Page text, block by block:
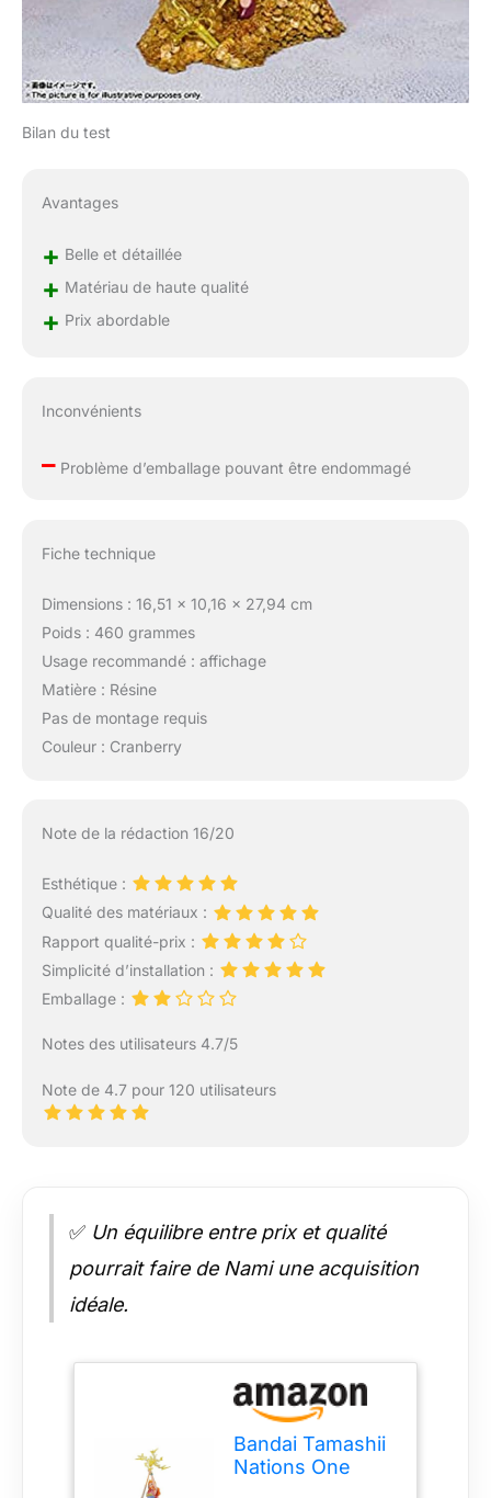
Bilan du test
Avantages
+ Belle et détaillée
+ Matériau de haute qualité
+ Prix abordable
Inconvénients
–Problème d’emballage pouvant être endommagé
Fiche technique
Dimensions : 16,51 x 10,16 x 27,94 cm
Poids : 460 grammes
Usage recommandé : affichage
Matière : Résine
Pas de montage requis
Couleur : Cranberry
Note de la rédaction 16/20
Esthétique :
Qualité des matériaux :
Rapport qualité-prix :
Simplicité d’installation :
Emballage :
Notes des utilisateurs 4.7/5
Note de 4.7 pour 120 utilisateurs
✅ Un équilibre entre prix et qualité
pourrait faire de Nami une acquisition
idéale.
Bandai Tamashii
Nations One